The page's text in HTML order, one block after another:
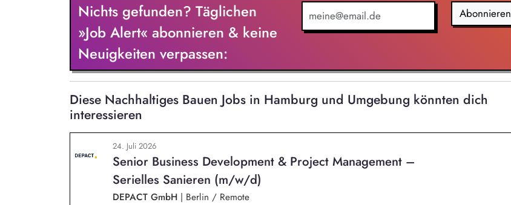
Nichts gefunden? Täglichen
»Job Alert« abonnieren & keine
Neuigkeiten verpassen:
Abonnieren
Diese Nachhaltiges Bauen Jobs in Hamburg und Umgebung könnten dich
interessieren
24. Juli 2026
Senior Business Development & Project Management –
Serielles Sanieren (m/w/d)
DEPACT GmbH | Berlin / Remote